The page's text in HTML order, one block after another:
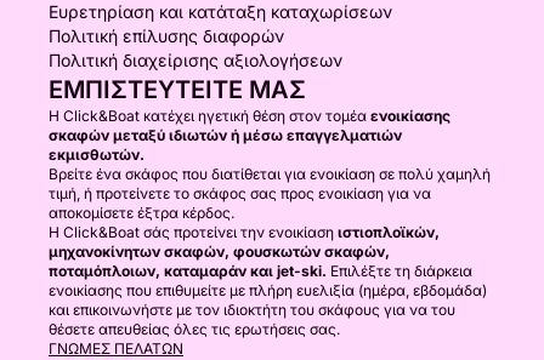
Ευρετηρίαση και κατάταξη καταχωρίσεων
Πολιτική επίλυσης διαφορών
Πολιτική διαχείρισης αξιολογήσεων
ΕΜΠΙΣΤΕΥΤΕΊΤΕ ΜΑΣ
Η Click&Boat κατέχει ηγετική θέση στον τομέα ενοικίασης
σκαφών μεταξύ ιδιωτών ή μέσω επαγγελματιών
εκμισθωτών.
Βρείτε ένα σκάφος που διατίθεται για ενοικίαση σε πολύ χαμηλή
τιμή, ή προτείνετε το σκάφος σας προς ενοικίαση για να
αποκομίσετε έξτρα κέρδος.
Η Click&Boat σάς προτείνει την ενοικίαση ιστιοπλοϊκών,
μηχανοκίνητων σκαφών, φουσκωτών σκαφών,
ποταμόπλοιων, καταμαράν και jet-ski. Επιλέξτε τη διάρκεια
ενοικίασης που επιθυμείτε με πλήρη ευελιξία (ημέρα, εβδομάδα)
και επικοινωνήστε με τον ιδιοκτήτη του σκάφους για να του
θέσετε απευθείας όλες τις ερωτήσεις σας.
ΓΝΏΜΕΣ ΠΕΛΑΤΏΝ